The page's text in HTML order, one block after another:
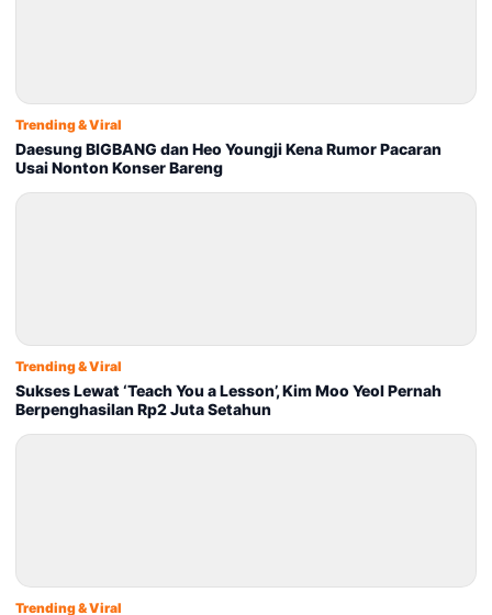
Trending & Viral
Daesung BIGBANG dan Heo Youngji Kena Rumor Pacaran
Usai Nonton Konser Bareng
Trending & Viral
Sukses Lewat ‘Teach You a Lesson’, Kim Moo Yeol Pernah
Berpenghasilan Rp2 Juta Setahun
Trending & Viral